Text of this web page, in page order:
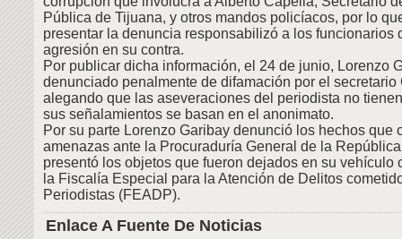
Pública de Tijuana, y otros mandos policíacos, por lo
presentar la denuncia responsabilizó a los funcionarios
agresión en su contra.
Por publicar dicha información, el 24 de junio, Lorenzo
denunciado penalmente de difamación por el secretario
alegando que las aseveraciones del periodista no
sus señalamientos se basan en el anonimato.
Por su parte Lorenzo Garibay denunció los hechos que
amenazas ante la Procuraduría General de la
presentó los objetos que fueron dejados en su vehículo
la Fiscalía Especial para la Atención de Delitos
Periodistas (FEADP).
Enlace A Fuente De Noticias